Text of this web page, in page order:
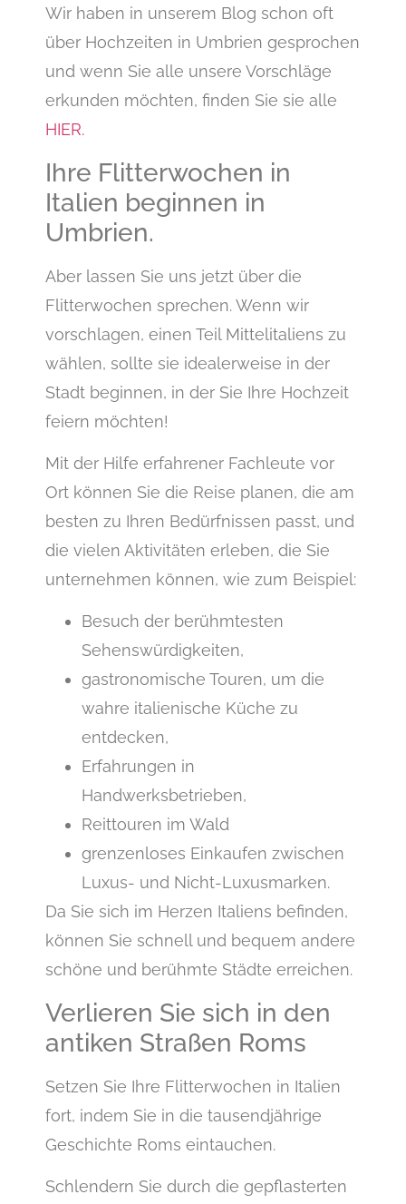
Wir haben in unserem Blog schon oft
über Hochzeiten in Umbrien gesprochen
und wenn Sie alle unsere Vorschläge
erkunden möchten, finden Sie sie alle
HIER.
Ihre Flitterwochen in
Italien beginnen in
Umbrien.
Aber lassen Sie uns jetzt über die
Flitterwochen sprechen. Wenn wir
vorschlagen, einen Teil Mittelitaliens zu
wählen, sollte sie idealerweise in der
Stadt beginnen, in der Sie Ihre Hochzeit
feiern möchten!
Mit der Hilfe erfahrener Fachleute vor
Ort können Sie die Reise planen, die am
besten zu Ihren Bedürfnissen passt, und
die vielen Aktivitäten erleben, die Sie
unternehmen können, wie zum Beispiel:
Besuch der berühmtesten
Sehenswürdigkeiten,
gastronomische Touren, um die
wahre italienische Küche zu
entdecken,
Erfahrungen in
Handwerksbetrieben,
Reittouren im Wald
grenzenloses Einkaufen zwischen
Luxus- und Nicht-Luxusmarken.
Da Sie sich im Herzen Italiens befinden,
können Sie schnell und bequem andere
schöne und berühmte Städte erreichen.
Verlieren Sie sich in den
antiken Straßen Roms
Setzen Sie Ihre Flitterwochen in Italien
fort, indem Sie in die tausendjährige
Geschichte Roms eintauchen.
Schlendern Sie durch die gepflasterten